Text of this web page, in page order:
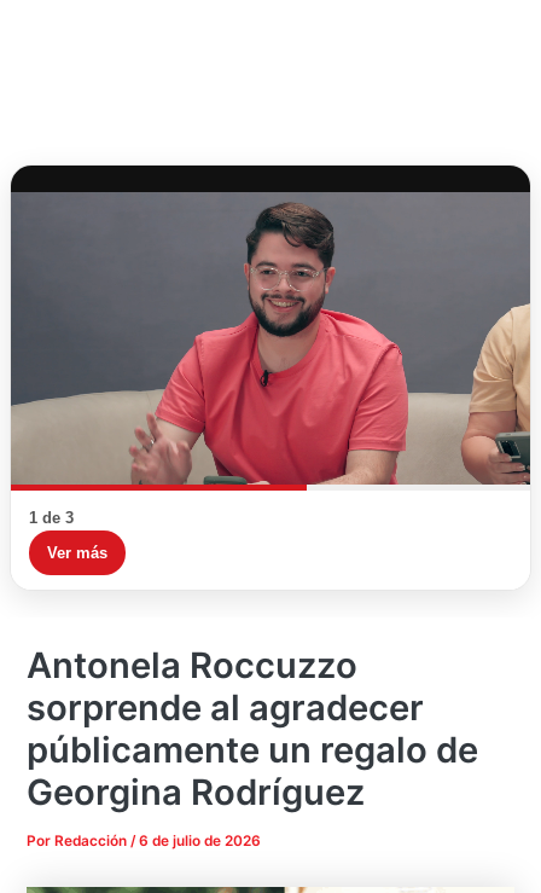
1 de 3
Ver más
Antonela Roccuzzo
sorprende al agradecer
públicamente un regalo de
Georgina Rodríguez
Por Redacción/6 de julio de 2026